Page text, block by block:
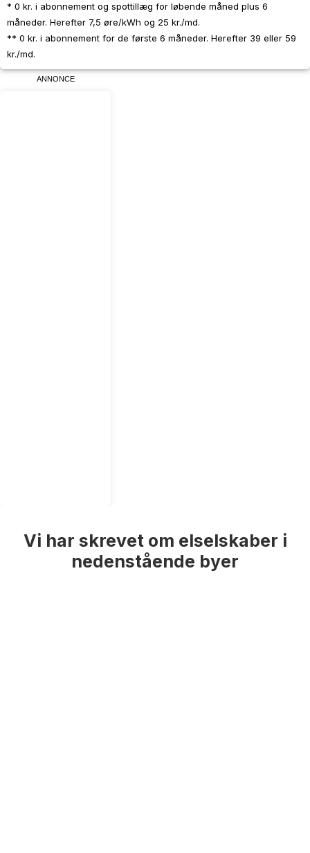
* 0 kr. i abonnement og spottillæg for løbende måned plus 6
måneder. Herefter 7,5 øre/kWh og 25 kr./md.
** 0 kr. i abonnement for de første 6 måneder. Herefter 39 eller 59
kr./md.
ANNONCE
Vi har skrevet om elselskaber i
nedenstående byer